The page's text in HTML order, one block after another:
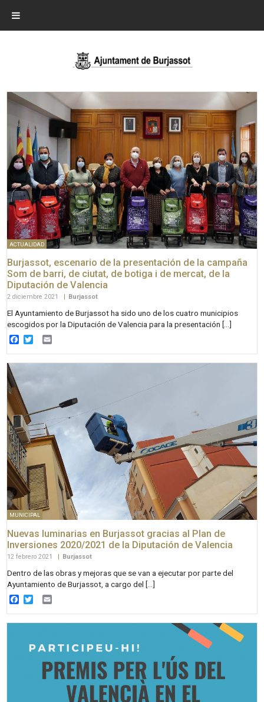
ACTUALIDAD
Burjassot, escenario de la presentación de la campaña
Som de barri, de ciutat, de botiga i de mercat, de la
Diputación de Valencia
2 diciembre 2021 Burjassot
El Ayuntamiento de Burjassot ha sido uno de los cuatro municipios
escogidos por la Diputación de Valencia para la presentación […]
Facebook
Twitter
MUNICIPAL
Nuevas luminarias en Burjassot gracias al Plan de
Inversiones 2020/2021 de la Diputación de Valencia
12 febrero 2021 | Burjassot
Dentro de las obras y mejoras que se van a ejecutar por parte del
Ayuntamiento de Burjassot, a cargo del […]
Facebook
Twitter